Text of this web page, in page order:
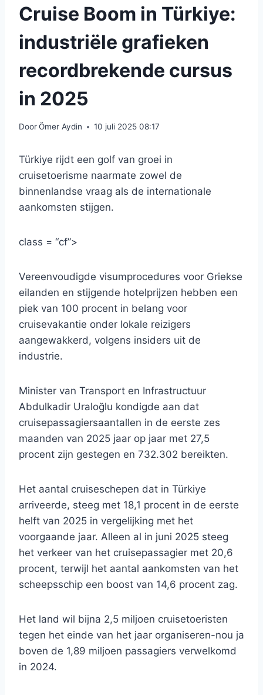
Cruise Boom in Türkiye:
industriële grafieken
recordbrekende cursus
in 2025
DoorÖmer Aydin 10 juli 2025 08:17
Türkiye rijdt een golf van groei in
cruisetoerisme naarmate zowel de
binnenlandse vraag als de internationale
aankomsten stijgen.
class = “cf”>
Vereenvoudigde visumprocedures voor Griekse
eilanden en stijgende hotelprijzen hebben een
piek van 100 procent in belang voor
cruisevakantie onder lokale reizigers
aangewakkerd, volgens insiders uit de
industrie.
Minister van Transport en Infrastructuur
Abdulkadir Uraloğlu kondigde aan dat
cruisepassagiersaantallen in de eerste zes
maanden van 2025 jaar op jaar met 27,5
procent zijn gestegen en 732.302 bereikten.
Het aantal cruiseschepen dat in Türkiye
arriveerde, steeg met 18,1 procent in de eerste
helft van 2025 in vergelijking met het
voorgaande jaar. Alleen al in juni 2025 steeg
het verkeer van het cruisepassagier met 20,6
procent, terwijl het aantal aankomsten van het
scheepsschip een boost van 14,6 procent zag.
Het land wil bijna 2,5 miljoen cruisetoeristen
tegen het einde van het jaar organiseren-nou ja
boven de 1,89 miljoen passagiers verwelkomd
in 2024.